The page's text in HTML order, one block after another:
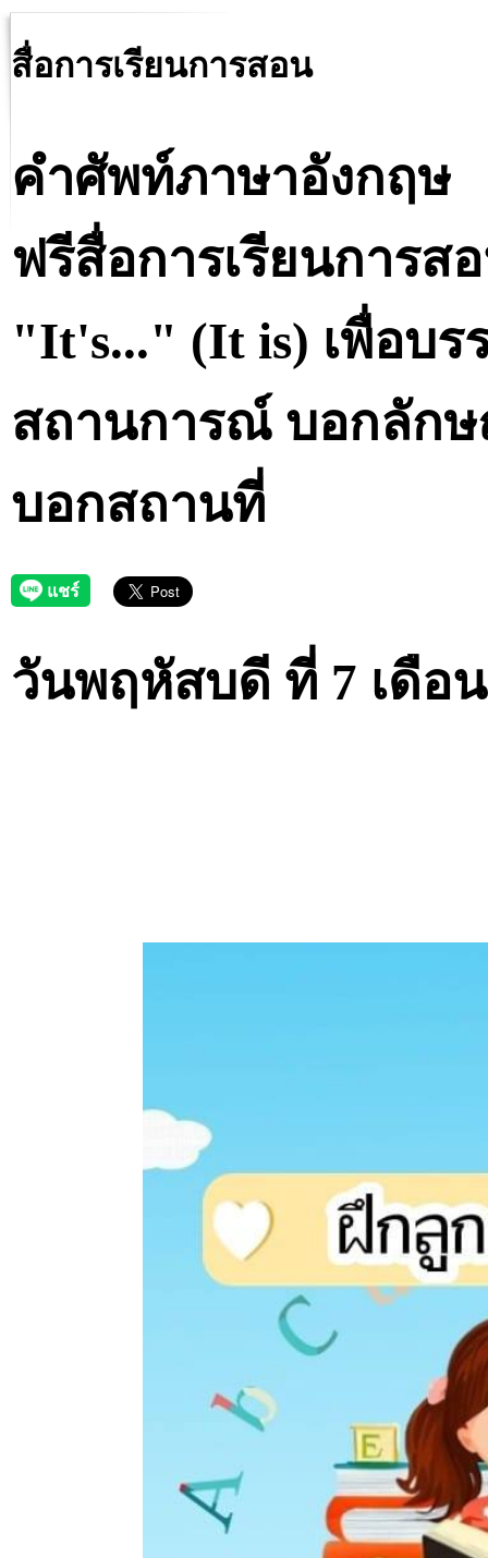
สื่อการเรียนการสอน
คำศัพท์ภาษาอังกฤษ
ฟรีสื่อการเรียนการ
"It's..." (It is) เพื่อบร
สถานการณ์ บอกลักษ
บอกสถานที่
วันพฤหัสบดี ที่ 7 เดือ